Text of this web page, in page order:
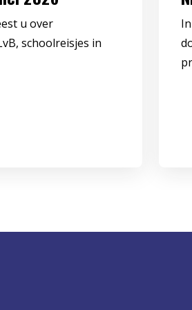
u over
schoolreisjes in